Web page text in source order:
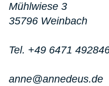
Mühlwiese 3
35796 Weinbach
Tel. +49 6471
anne@annedeus.de